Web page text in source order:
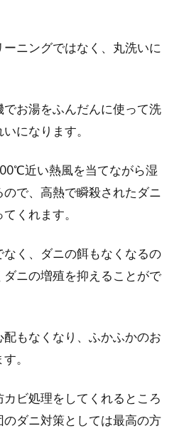
か？毎日使っていると、寝汗や頭から
人気の寝具カバーを紹介！高
、大手通販サイトの楽天市場でお買い
た経験はありますか。楽天市場では商品
ベッドを配置する場合はどこ
は、一人暮らしのお部屋や寝室のベッド
配置しますか？最近は和室よりも洋室
ニングではなく、丸洗いに
お湯をふんだんに使って洗
になります。
近い熱風を当てながら湿
で、高熱で瞬殺されたダニ
くれます。
く、ダニの餌もなくなるの
ニの増殖を抑えることがで
もなくなり、ふかふかのお
。
ビ処理をしてくれるところ
ダニ対策としては最高の方